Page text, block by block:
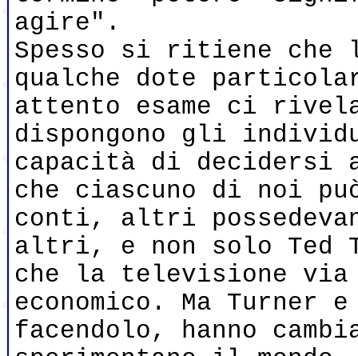
agire".
Spesso si ritiene che
qualche dote
attento esame ci
dispongono gli
capacità di
che ciascuno di noi
conti, altri
altri, e non solo Ted
che la televisione via
economico. Ma
facendolo, hanno